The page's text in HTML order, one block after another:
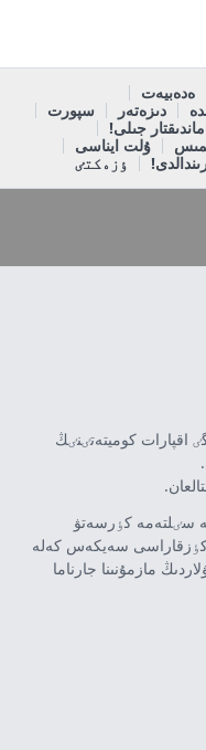
ەدەبيەت
دىزەتەر
سپورت
جىلى!
ۇلت ايناسى
ٶزەكتٸ
اقپارات كوميتەتٸنٸڭ
سٸلتەمە كٶرسەتۋ
كٶزقاراسى سەيكەس كەلە
مازمۇنىنا جارناما